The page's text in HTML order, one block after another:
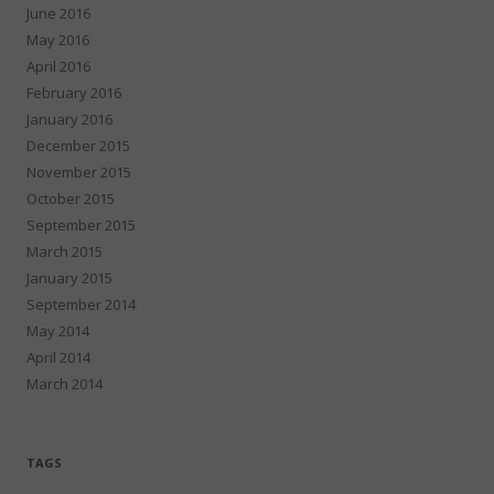
June 2016
May 2016
April 2016
February 2016
January 2016
December 2015
November 2015
October 2015
September 2015
March 2015
January 2015
September 2014
May 2014
April 2014
March 2014
TAGS